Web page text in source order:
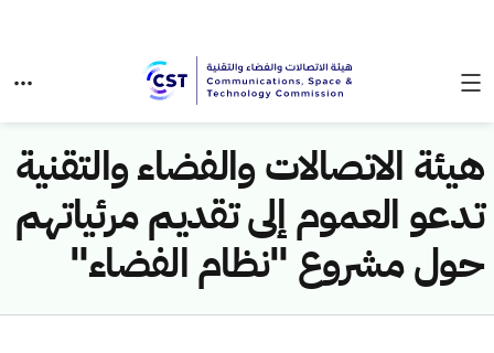
هيئة الاتصالات والفضاء والتقنية
تدعو العموم إلى تقديم مرئياتهم
حول مشروع "نظام الفضاء"